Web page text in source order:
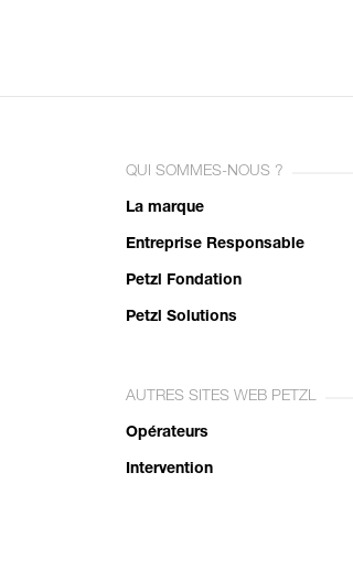
QUI SOMMES-NOUS ?
La marque
Entreprise Responsable
Petzl Fondation
Petzl Solutions
AUTRES SITES WEB PETZL
Opérateurs
Intervention